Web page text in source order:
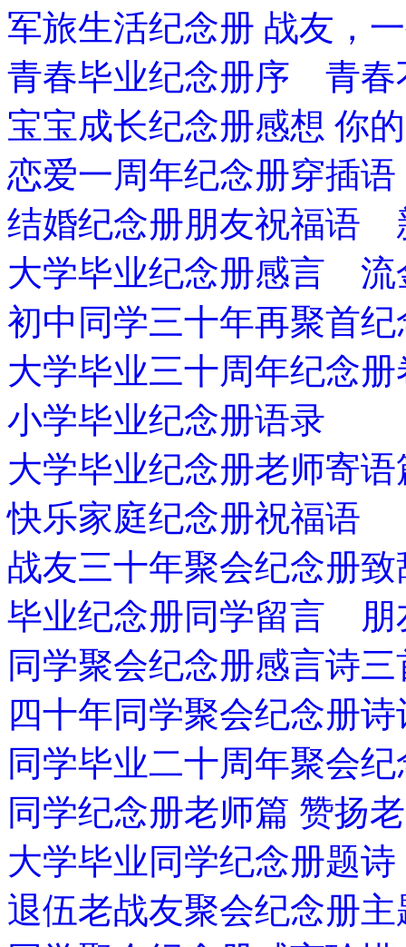
军旅生活纪念册 战友，
青春毕业纪念册序 青春
宝宝成长纪念册感想 你
恋爱一周年纪念册穿插
结婚纪念册朋友祝福语
大学毕业纪念册感言 流
初中同学三十年再聚首
大学毕业三十周年纪念册
小学毕业纪念册语录
大学毕业纪念册老师寄语
快乐家庭纪念册祝福语
战友三十年聚会纪念册致
毕业纪念册同学留言 朋
同学聚会纪念册感言诗三
四十年同学聚会纪念册
同学毕业二十周年聚会
同学纪念册老师篇 赞扬
大学毕业同学纪念册题诗
退伍老战友聚会纪念册